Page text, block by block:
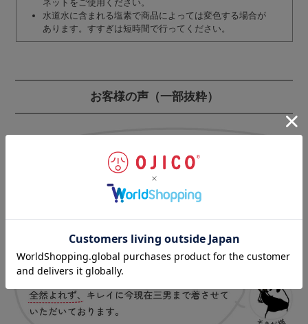
ネットをご使用ください。
水道水に含まれる塩素で商品によっては変色する場合が
あります。すすぎは短時間で行ってください。
お客様の声（一部抜粋）